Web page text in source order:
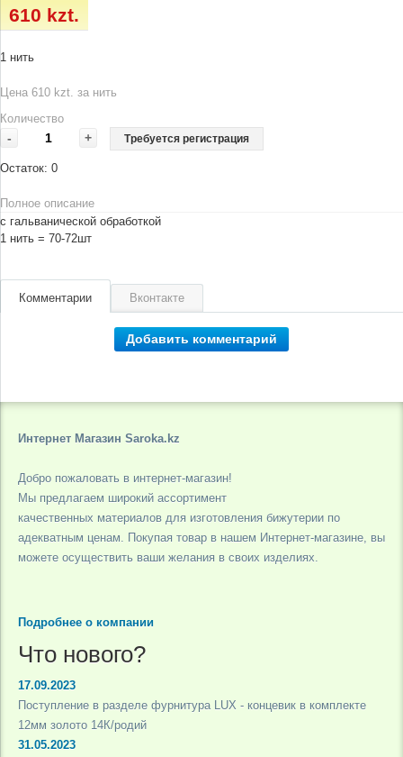
610 kzt.
1 нить
Цена 610 kzt. за нить
Количество
- + Требуется регистрация
Остаток: 0
Полное описание
с гальванической обработкой
1 нить = 70-72шт
Комментарии Вконтакте
Добавить комментарий
Интернет Магазин Saroka.kz
Добро пожаловать в интернет-магазин!
Мы предлагаем широкий ассортимент
качественных материалов для изготовления бижутерии по
адекватным ценам. Покупая товар в нашем Интернет-магазине, вы
можете осуществить ваши желания в своих изделиях.
Подробнее о компании
Что нового?
17.09.2023
Поступление в разделе фурнитура LUX - концевик в комплекте
12мм золото 14К/родий
31.05.2023